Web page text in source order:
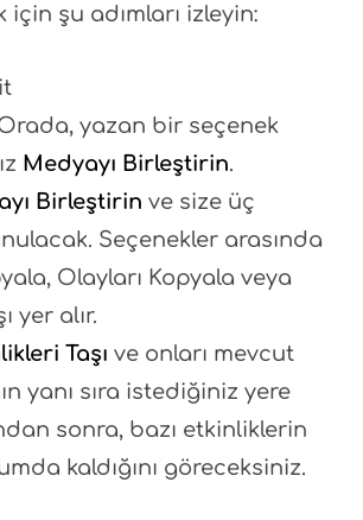
için şu adımları izleyin:
yazan bir seçenek
Medyayı Birleştirin.
Birleştirin ve size üç
Seçenekler arasında
Olayları Kopyala veya
yer alır.
Taşı ve onları mevcut
yanı sıra istediğiniz yere
sonra, bazı etkinliklerin
kaldığını göreceksiniz.